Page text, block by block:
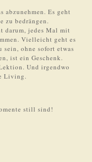
abzunehmen. Es geht
zu bedrängen.
darum, jedes Mal mit
Vielleicht geht es
sein, ohne sofort etwas
ist ein Geschenk.
Und irgendwo
Living.
still sind!